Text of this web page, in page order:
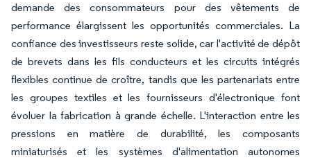
demande des consommateurs pour des vêtements de
performance élargissent les opportunités commerciales. La
confiance des investisseurs reste solide, car l'activité de dépôt
de brevets dans les fils conducteurs et les circuits intégrés
flexibles continue de croître, tandis que les partenariats entre
les groupes textiles et les fournisseurs d'électronique font
évoluer la fabrication à grande échelle. L'interaction entre les
pressions en matière de durabilité, les composants
miniaturisés et les systèmes d'alimentation autonomes